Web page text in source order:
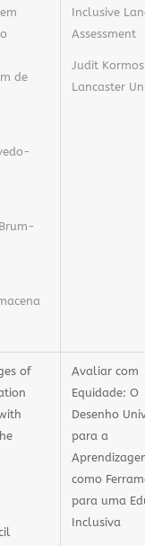
de
Inclusive
Assessment
Judit Kormos
Lancaster
of
Avaliar com
Equidade: O
Desenho
para a
como
para uma
Inclusiva